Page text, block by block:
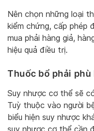
Nên chọn những loại
kiểm chứng, cấp phép
mua phải hàng giả,
hiệu quả điều trị.
Thuốc bổ phải
Suy nhược cơ thể sẽ
Tuỳ thuộc vào người
biểu hiện suy nhược
suy nhược cơ thể cần